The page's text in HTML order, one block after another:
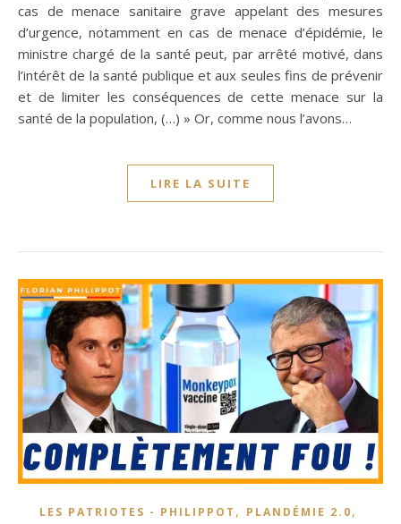
cas de menace sanitaire grave appelant des mesures
d’urgence, notamment en cas de menace d’épidémie, le
ministre chargé de la santé peut, par arrêté motivé, dans
l’intérêt de la santé publique et aux seules fins de prévenir
et de limiter les conséquences de cette menace sur la
santé de la population, (…) » Or, comme nous l’avons…
LIRE LA SUITE
LES PATRIOTES - PHILIPPOT , PLANDÉMIE 2.0,